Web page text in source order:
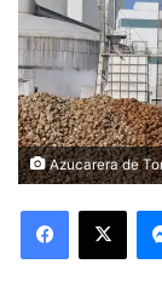
Azucarera de
Facebook
X